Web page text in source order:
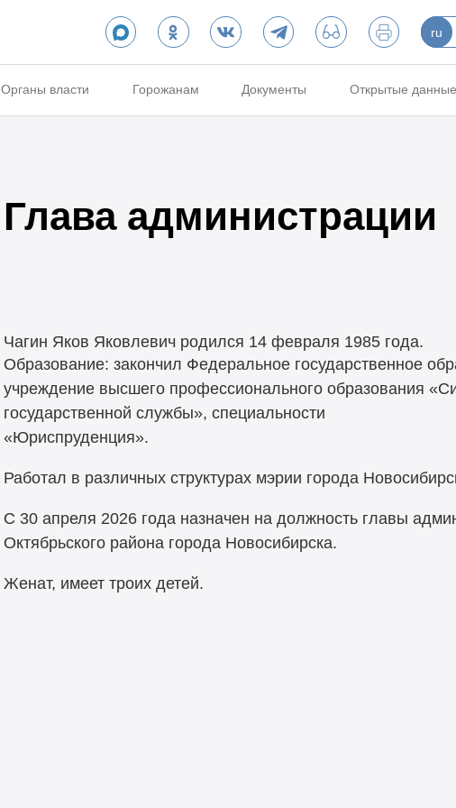
ru
Органы власти Горожанам Документы Открытые данные
Глава администрации
Чагин Яков Яковлевич родился 14 февраля 1985 года.
Образование: закончил Федеральное государственное
учреждение высшего профессионального образования
государственной службы», специальности
Работал в различных структурах мэрии города
С 30 апреля 2026 года назначен на должность главы
Октябрьского района города Новосибирска.
Женат, имеет троих детей.